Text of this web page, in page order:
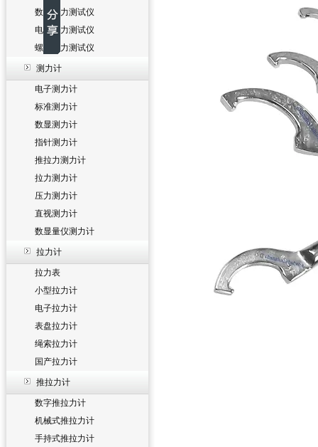
数显扭力测试仪
电批扭力测试仪
螺丝扭力测试仪
测力计
电子测力计
标准测力计
数显测力计
指针测力计
推拉力测力计
拉力测力计
压力测力计
直视测力计
数显量仪测力计
拉力计
拉力表
小型拉力计
电子拉力计
表盘拉力计
绳索拉力计
国产拉力计
推拉力计
数字推拉力计
机械式推拉力计
手持式推拉力计